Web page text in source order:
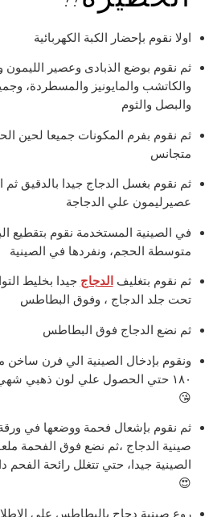
اولا نقوم بإحضار الكبة الكهربائية
ثم نقوم بوضع الذبادى وعصير الليمون
والكاتشب والمايونيز والمسطردة،
والبصل والثوم
ثم نقوم بفرم المكونات جميعا لحين
متجانس
ثم نقوم بغسل الدجاج جيدا بالدقيق ثم
عصيرليمون علي الدجاجة
في الصينية المستخدمة نقوم بتقطيع
متوسطة الحجم، ونفردها في الصينية
ثم نقوم بتغليف الدجاج جيدا بخليط
تحت جلد الدجاج ، وفوق البطاطس
ثم نضع الدجاج فوق البطاطس
ونقوم بإدخال الصينية الي فرن
١٨٠ حتي الحصول علي لون ذهبي
😘
ثم نقوم بإشعال فحمة ووضعها في
صينية الدجاج ،ثم نضع فوق الفحمة
الصينية جيدا، حتي تتغلل رائحة الفحم
😍
روع صينية دجاج بالبطاطس علي